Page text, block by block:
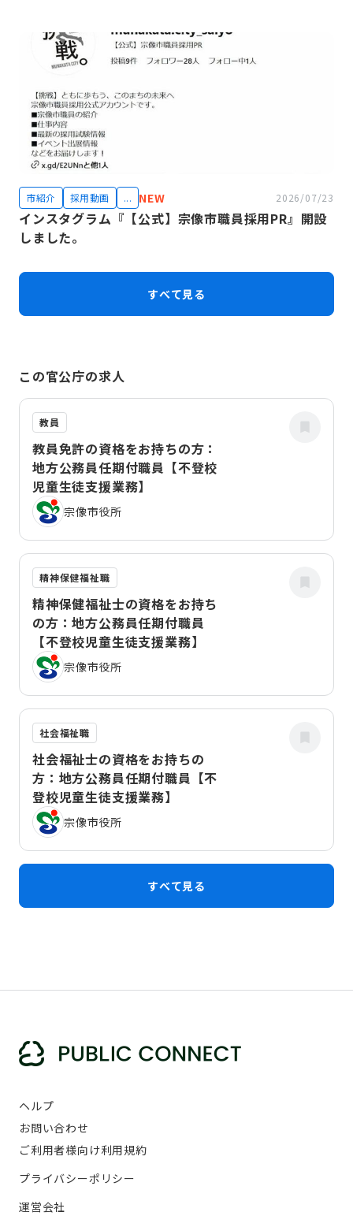
インスタグラム『【公式】宗像市職員採用PR』開設
しました。
市紹介 採用動画 ... NEW 2026/07/23
すべて見る
この官公庁の求人
教員
教員免許の資格をお持ちの方：
地方公務員任期付職員【不登校
児童生徒支援業務】
宗像市役所
精神保健福祉職
精神保健福祉士の資格をお持ち
の方：地方公務員任期付職員
【不登校児童生徒支援業務】
宗像市役所
社会福祉職
社会福祉士の資格をお持ちの
方：地方公務員任期付職員【不
登校児童生徒支援業務】
宗像市役所
すべて見る
ヘルプ
お問い合わせ
ご利用者様向け利用規約
プライバシーポリシー
運営会社